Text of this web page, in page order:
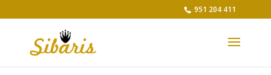
951 204 411